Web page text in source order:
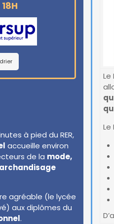
à pied du RER,
accueille environ
de la mode,
agréable (le lycée
aux diplômes du
.
Le